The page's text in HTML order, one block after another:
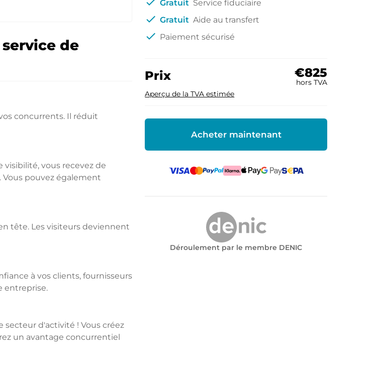
Gratuit Service fiduciaire
check Gratuit Aide au transfert
check Paiement sécurisé
Prix €825
hors TVA
Aperçu de la TVA estimée
Acheter maintenant
Déroulement par le membre DENIC
de
concurrents. Il réduit
vous recevez de
pouvez également
tête. Les visiteurs deviennent
à vos clients, fournisseurs
entreprise.
secteur d'activité ! Vous créez
un avantage concurrentiel